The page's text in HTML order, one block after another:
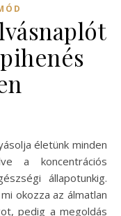
a koncentrációs
állapotunkig.
okozza az álmatlan
pedig a megoldás